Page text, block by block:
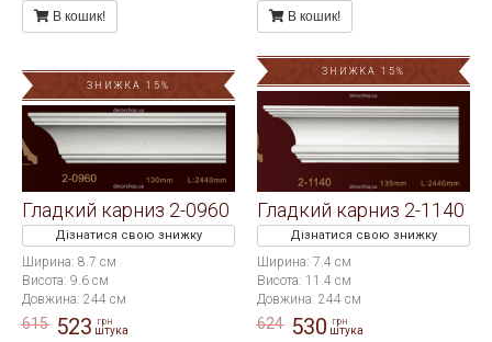
В кошик! В кошик!
ЗНИЖКА 15%
Гладкий карниз 2-0960
Дізнатися свою знижку
Ширина: 8.7 см
Висота: 9.6 см
Довжина: 244 см
615 523 грн
штука
ЗНИЖКА 15%
Гладкий карниз 2-1140
Дізнатися свою знижку
Ширина: 7.4 см
Висота: 11.4 см
Довжина: 244 см
624 530 грн
штука